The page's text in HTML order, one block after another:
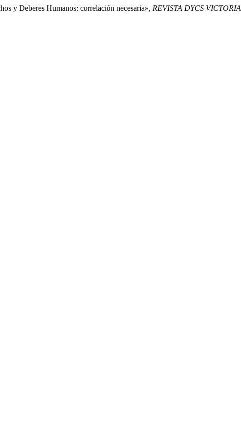
y Deberes Humanos: correlación necesaria», REVISTA DYCS VICTORIA